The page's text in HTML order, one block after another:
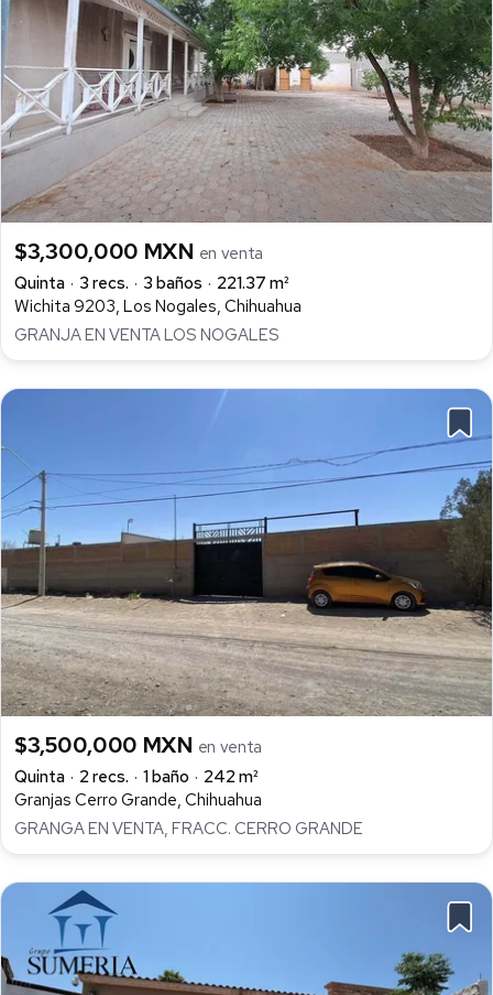
$3,300,000 MXN en venta
Quinta
3 recs. 3 baños
221.37 m²
Wichita 9203, Los Nogales, Chihuahua
GRANJA EN VENTA LOS NOGALES
$3,500,000 MXN en venta
Quinta
2 recs. 1 baño
242 m²
Granjas Cerro Grande, Chihuahua
GRANGA EN VENTA, FRACC. CERRO GRANDE